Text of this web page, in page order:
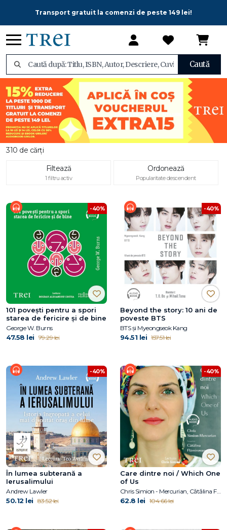
Transport gratuit la comenzi de peste 149 lei!
Caută
310 de cărți
Filtează
1 filtru activ
Ordonează
Popularitate descendent
-40%
101 povești pentru a spori
starea de fericire și de bine
George W. Burns
47.58 lei 79.29 lei
-40%
Beyond the story: 10 ani de
poveste BTS
BTS și Myeongseok Kang
94.51 lei 157.51 lei
-40%
În lumea subterană a
Ierusalimului
Andrew Lawler
50.12 lei 83.52 lei
-40%
Care dintre noi / Which One
of Us
Chris Simion - Mercurian, Cătălina Flămînzeanu
62.8 lei 104.66 lei